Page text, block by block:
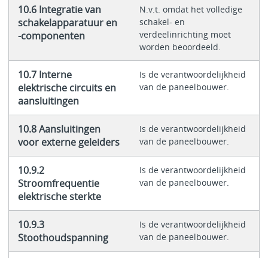
10.6 Integratie van
schakelapparatuur en
-componenten
N.v.t. omdat het volledige
schakel- en
verdeelinrichting moet
worden beoordeeld.
10.7 Interne
elektrische circuits en
aansluitingen
Is de verantwoordelijkheid
van de paneelbouwer.
10.8 Aansluitingen
voor externe geleiders
Is de verantwoordelijkheid
van de paneelbouwer.
10.9.2
Stroomfrequentie
elektrische sterkte
Is de verantwoordelijkheid
van de paneelbouwer.
10.9.3
Stoothoudspanning
Is de verantwoordelijkheid
van de paneelbouwer.